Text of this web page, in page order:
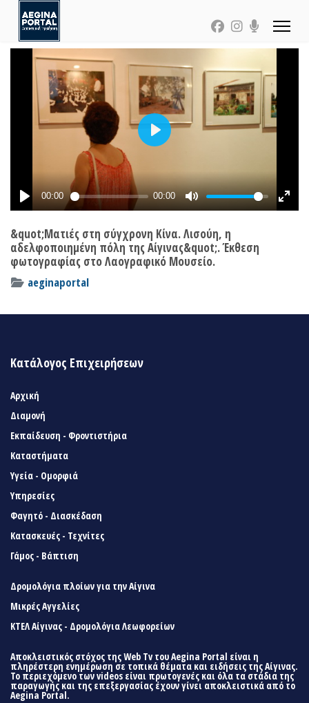
&quot;Ματιές στη σύγχρονη Κίνα. Λισούη, η
αδελφοποιημένη πόλη της Αίγινας&quot;. Έκθεση
φωτογραφίας στο Λαογραφικό Μουσείο.
aeginaportal
Κατάλογος Επιχειρήσεων
Αρχική
Διαμονή
Εκπαίδευση - Φροντιστήρια
Καταστήματα
Υγεία - Ομορφιά
Υπηρεσίες
Φαγητό - Διασκέδαση
Κατασκευές - Τεχνίτες
Γάμος - Βάπτιση
Δρομολόγια πλοίων για την Αίγινα
Μικρές Αγγελίες
ΚΤΕΛ Αίγινας - Δρομολόγια Λεωφορείων
Αποκλειστικός στόχος της Web Tv του Aegina Portal είναι η
πληρέστερη ενημέρωση σε τοπικά θέματα και ειδήσεις της Αίγινας.
Το περιεχόμενο των videos είναι πρωτογενές και όλα τα στάδια της
παραγωγής και της επεξεργασίας έχουν γίνει αποκλειστικά από το
Aegina Portal.